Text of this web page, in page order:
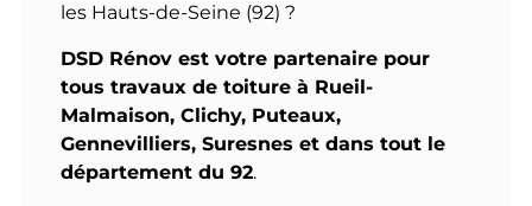
les Hauts-de-Seine (92) ?
DSD Rénov est votre partenaire pour
tous travaux de toiture à Rueil-
Malmaison, Clichy, Puteaux,
Gennevilliers, Suresnes et dans tout le
département du 92.